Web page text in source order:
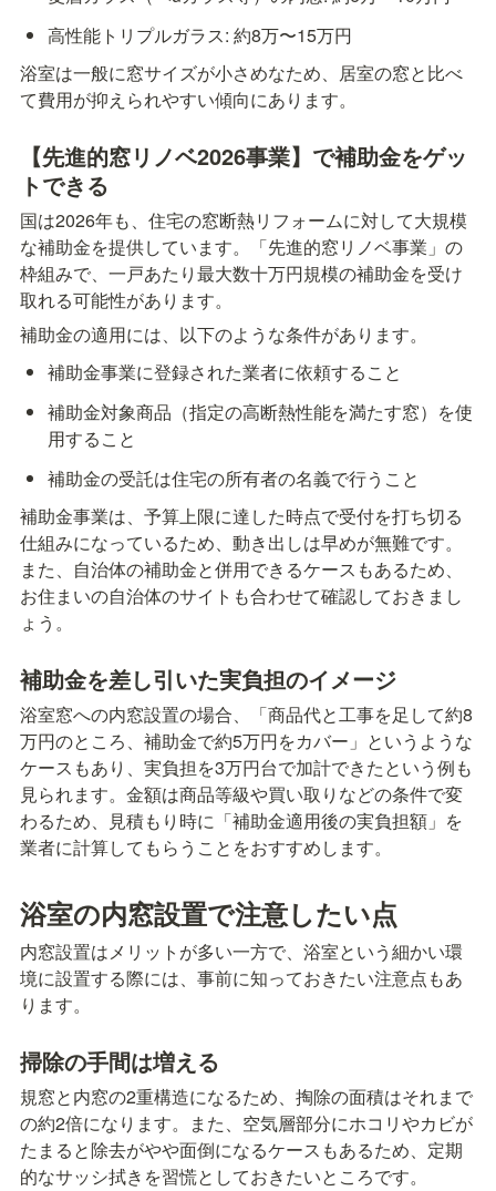
高性能トリプルガラス: 約8万〜15万円
浴室は一般に窓サイズが小さめなため、居室の窓と比べ
て費用が抑えられやすい傾向にあります。
【先進的窓リノベ2026事業】で補助金をゲッ
トできる
国は2026年も、住宅の窓断熱リフォームに対して大規模
な補助金を提供しています。「先進的窓リノベ事業」の
枠組みで、一戸あたり最大数十万円規模の補助金を受け
取れる可能性があります。
補助金の適用には、以下のような条件があります。
補助金事業に登録された業者に依頼すること
補助金対象商品（指定の高断熱性能を満たす窓）を使
用すること
補助金の受託は住宅の所有者の名義で行うこと
補助金事業は、予算上限に達した時点で受付を打ち切る
仕組みになっているため、動き出しは早めが無難です。
また、自治体の補助金と併用できるケースもあるため、
お住まいの自治体のサイトも合わせて確認しておきまし
ょう。
補助金を差し引いた実負担のイメージ
浴室窓への内窓設置の場合、「商品代と工事を足して約8
万円のところ、補助金で約5万円をカバー」というような
ケースもあり、実負担を3万円台で加計できたという例も
見られます。金額は商品等級や買い取りなどの条件で変
わるため、見積もり時に「補助金適用後の実負担額」を
業者に計算してもらうことをおすすめします。
浴室の内窓設置で注意したい点
内窓設置はメリットが多い一方で、浴室という細かい環
境に設置する際には、事前に知っておきたい注意点もあ
ります。
掃除の手間は増える
規窓と内窓の2重構造になるため、掏除の面積はそれまで
の約2倍になります。また、空気層部分にホコリやカビが
たまると除去がやや面倒になるケースもあるため、定期
的なサッシ拭きを習慌としておきたいところです。